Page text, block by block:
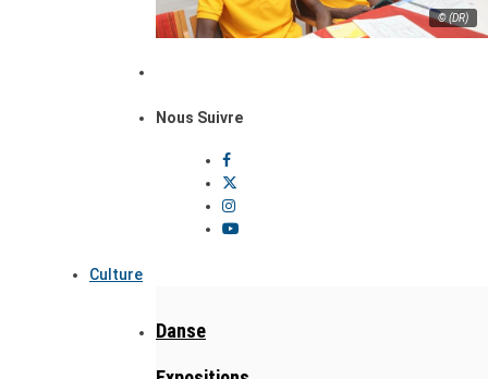
© (DR)
Nous Suivre
Culture
Danse